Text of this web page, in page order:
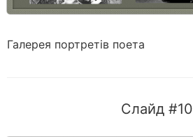
Галерея портретів поета
Слайд #10